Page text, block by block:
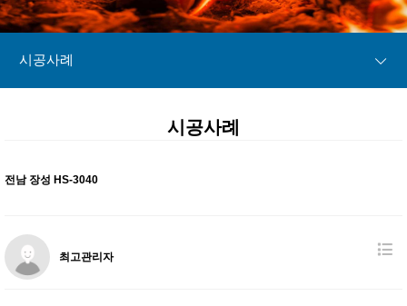
시공사례
시공사례
전남 장성 HS-3040
최고관리자